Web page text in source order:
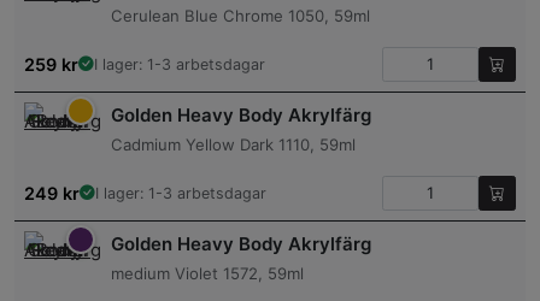
Cerulean Blue Chrome 1050, 59ml
259 kr I lager: 1-3 arbetsdagar
Golden Heavy Body Akrylfärg
Cadmium Yellow Dark 1110, 59ml
249 kr I lager: 1-3 arbetsdagar
Golden Heavy Body Akrylfärg
medium Violet 1572, 59ml